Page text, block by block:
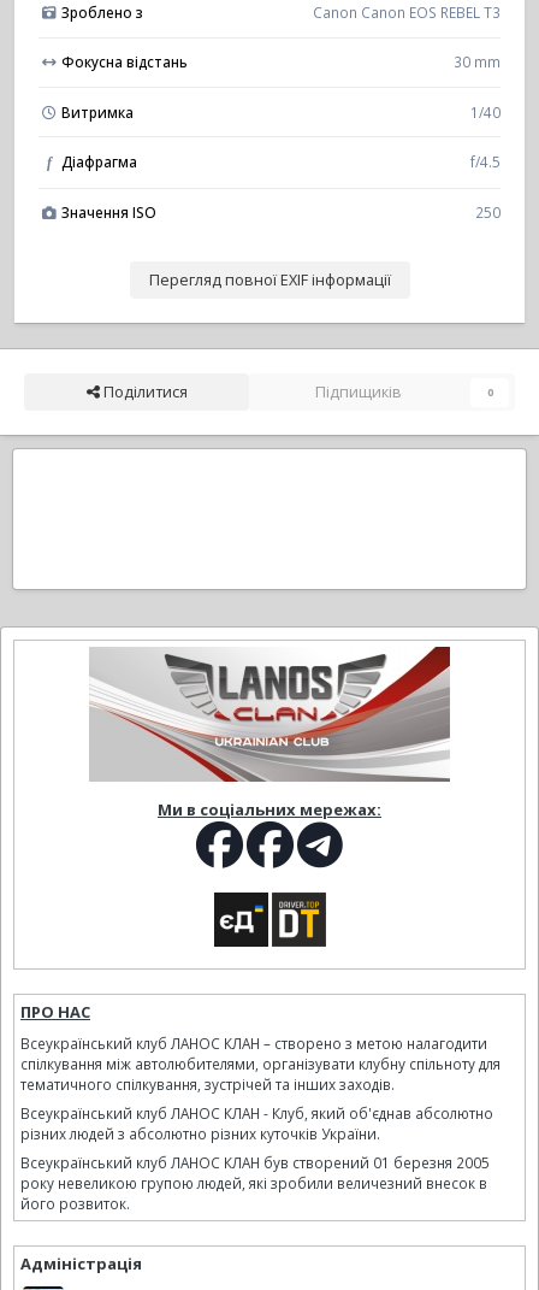
Зроблено з Canon Canon EOS REBEL T3
Фокусна відстань 30 mm
Витримка 1/40
f Діафрагма f/4.5
Значення ISO 250
Перегляд повної EXIF інформації
Поділитися Підпищиків 0
Ми в соціальних мережах:
ПРО НАС
Всеукраїнський клуб ЛАНОС КЛАН – створено з метою налагодити
спілкування між автолюбителями, організувати клубну спільноту для
тематичного спілкування, зустрічей та інших заходів.
Всеукраїнський клуб ЛАНОС КЛАН - Клуб, який об'єднав абсолютно
різних людей з абсолютно різних куточків України.
Всеукраїнський клуб ЛАНОС КЛАН був створений 01 березня 2005
року невеликою групою людей, які зробили величезний внесок в
його розвиток.
Адміністрація